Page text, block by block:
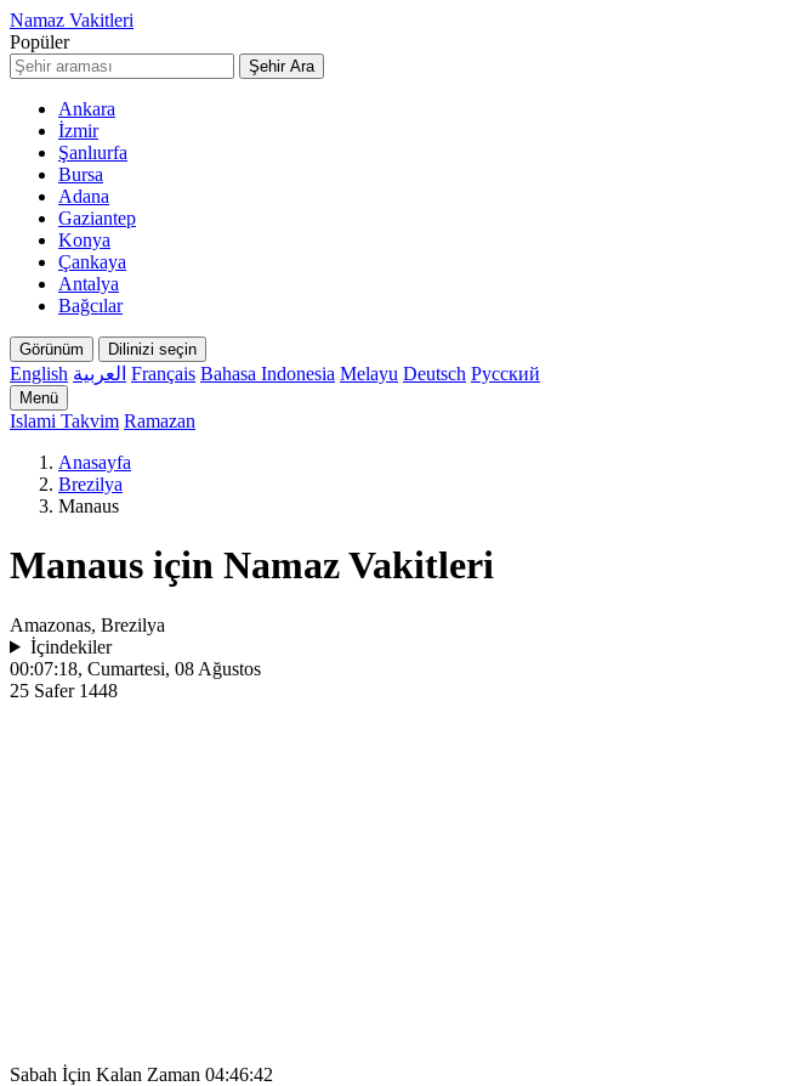
Namaz Vakitleri
Popüler
Şehir Ara
Ankara
İzmir
Şanlıurfa
Bursa
Adana
Gaziantep
Konya
Çankaya
Antalya
Bağcılar
Görünüm Dilinizi seçin
English العربية Français Bahasa Indonesia Melayu Deutsch Русский
Menü
Islami Takvim Ramazan
Anasayfa
Brezilya
Manaus
Manaus için Namaz Vakitleri
Amazonas, Brezilya
İçindekiler
00:07:18, Cumartesi, 08 Ağustos
25 Safer 1448
Sabah İçin Kalan Zaman 04:46:42